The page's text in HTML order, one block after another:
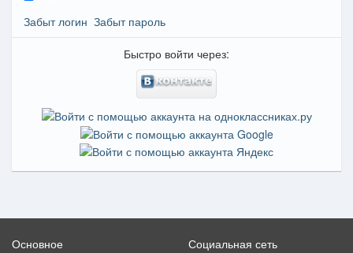
Забыт логин Забыт пароль
Быстро войти через:
Основное
Социальная сеть